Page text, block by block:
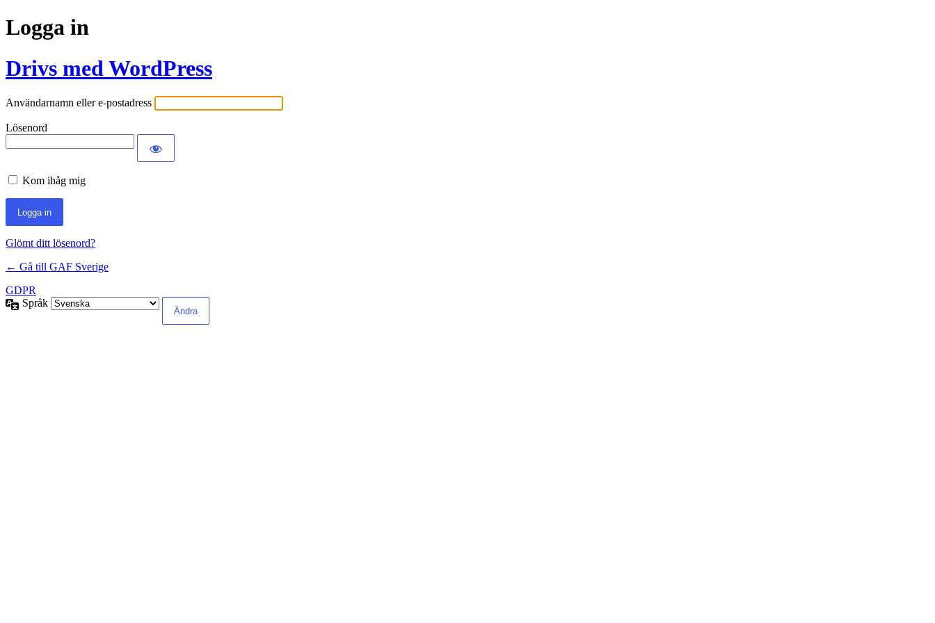
Logga in
Drivs med WordPress
Användarnamn eller e-postadress
Lösenord
Kom ihåg mig
Glömt ditt lösenord?
← Gå till GAF Sverige
GDPR
Språk